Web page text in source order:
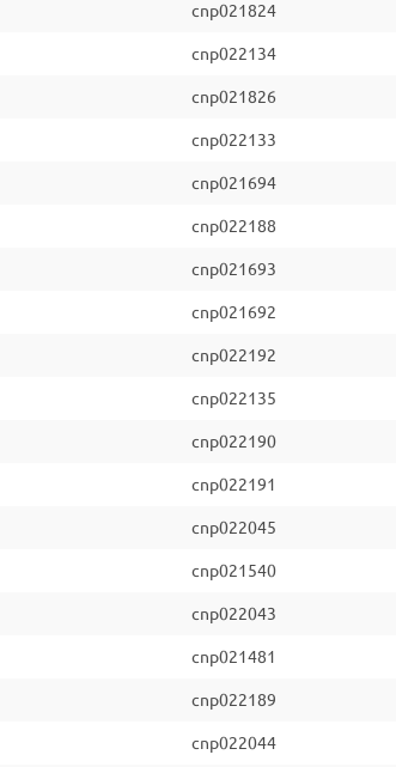
cnp021824
cnp022134
cnp021826
cnp022133
cnp021694
cnp022188
cnp021693
cnp021692
cnp022192
cnp022135
cnp022190
cnp022191
cnp022045
cnp021540
cnp022043
cnp021481
cnp022189
cnp022044